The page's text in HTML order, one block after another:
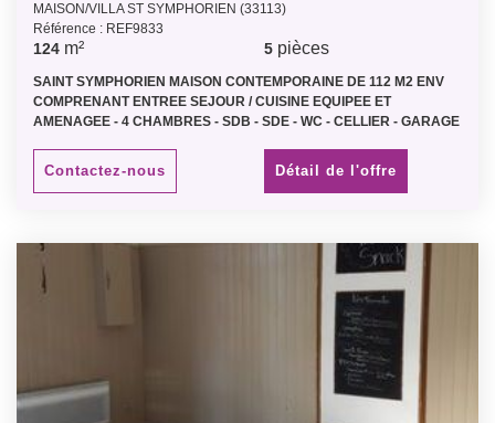
MAISON/VILLA ST SYMPHORIEN (33113)
Référence : REF9833
124 m² 5 pièces
SAINT SYMPHORIEN MAISON CONTEMPORAINE DE 112 M2 ENV
COMPRENANT ENTREE SEJOUR / CUISINE EQUIPEE ET
AMENAGEE - 4 CHAMBRES - SDB - SDE - WC - CELLIER - GARAGE
(CLASSE ENERGETIQUE C) Prix net Veneur 250 000 € plus
Contactez-nous Détail de l'offre